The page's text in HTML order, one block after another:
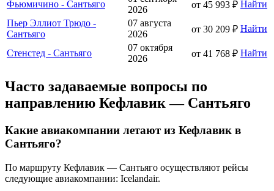
Фьюмичино - Сантьяго
2026
от 45 993 ₽ Найти
Пьер Эллиот Трюдо -
Сантьяго
07 августа
2026
от 30 209 ₽ Найти
Стенстед - Сантьяго
07 октября
2026
от 41 768 ₽ Найти
Часто задаваемые вопросы по
направлению Кефлавик — Сантьяго
Какие авиакомпании летают из Кефлавик в
Сантьяго?
По маршруту Кефлавик — Сантьяго осуществляют рейсы
следующие авиакомпании: Icelandair.